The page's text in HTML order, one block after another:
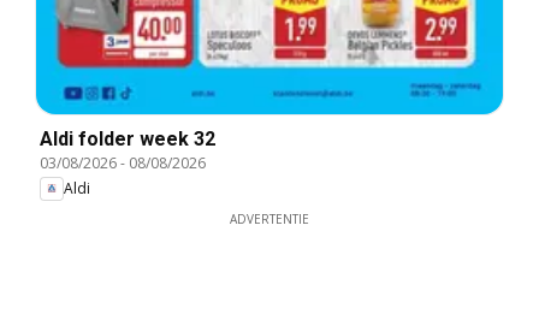
Aldi folder week 32
03/08/2026- 08/08/2026
Aldi
ADVERTENTIE